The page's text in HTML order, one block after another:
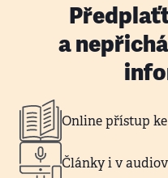
a
Online přístup
Články i v